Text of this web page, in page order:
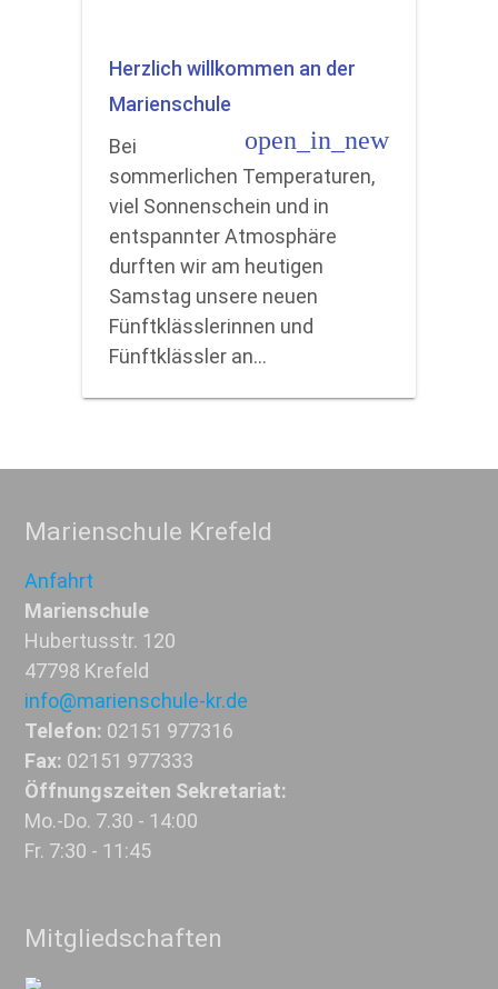
Herzlich willkommen an der
Marienschule
open_in_new
Bei
sommerlichen Temperaturen,
viel Sonnenschein und in
entspannter Atmosphäre
durften wir am heutigen
Samstag unsere neuen
Fünftklässlerinnen und
Fünftklässler an…
Marienschule Krefeld
Anfahrt
Marienschule
Hubertusstr. 120
47798 Krefeld
info@marienschule-kr.de
Telefon: 02151 977316
Fax: 02151 977333
Öffnungszeiten Sekretariat:
Mo.-Do. 7.30 - 14:00
Fr. 7:30 - 11:45
Mitgliedschaften